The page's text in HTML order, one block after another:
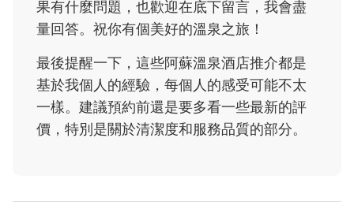
果有什麼問題，也歡迎在底下留言，我會盡
量回答。祝你有個美好的溫泉之旅！
最後提醒一下，這些阿蘇溫泉酒店推介都是
基於我個人的經驗，每個人的感受可能不太
一樣。建議預約前還是要多看一些最新的評
價，特別是關於清潔度和服務品質的部分。